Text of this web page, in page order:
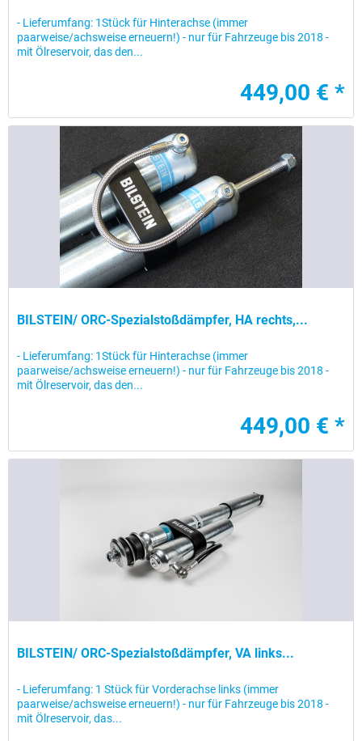
- Lieferumfang: 1Stück für Hinterachse (immer
paarweise/achsweise erneuern!) - nur für Fahrzeuge bis 2018 -
mit Ölreservoir, das den...
449,00 € *
BILSTEIN/ ORC-Spezialstoßdämpfer, HA rechts,...
- Lieferumfang: 1Stück für Hinterachse (immer
paarweise/achsweise erneuern!) - nur für Fahrzeuge bis 2018 -
mit Ölreservoir, das den...
449,00 € *
BILSTEIN/ ORC-Spezialstoßdämpfer, VA links...
- Lieferumfang: 1 Stück für Vorderachse links (immer
paarweise/achsweise erneuern!) - nur für Fahrzeuge bis 2018 -
mit Ölreservoir, das...